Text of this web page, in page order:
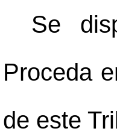
Se
Proceda
de este